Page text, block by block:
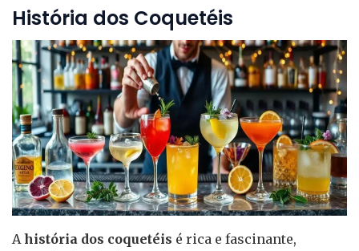
História dos Coquetéis
Ahistória dos coquetéis é rica e fascinante,